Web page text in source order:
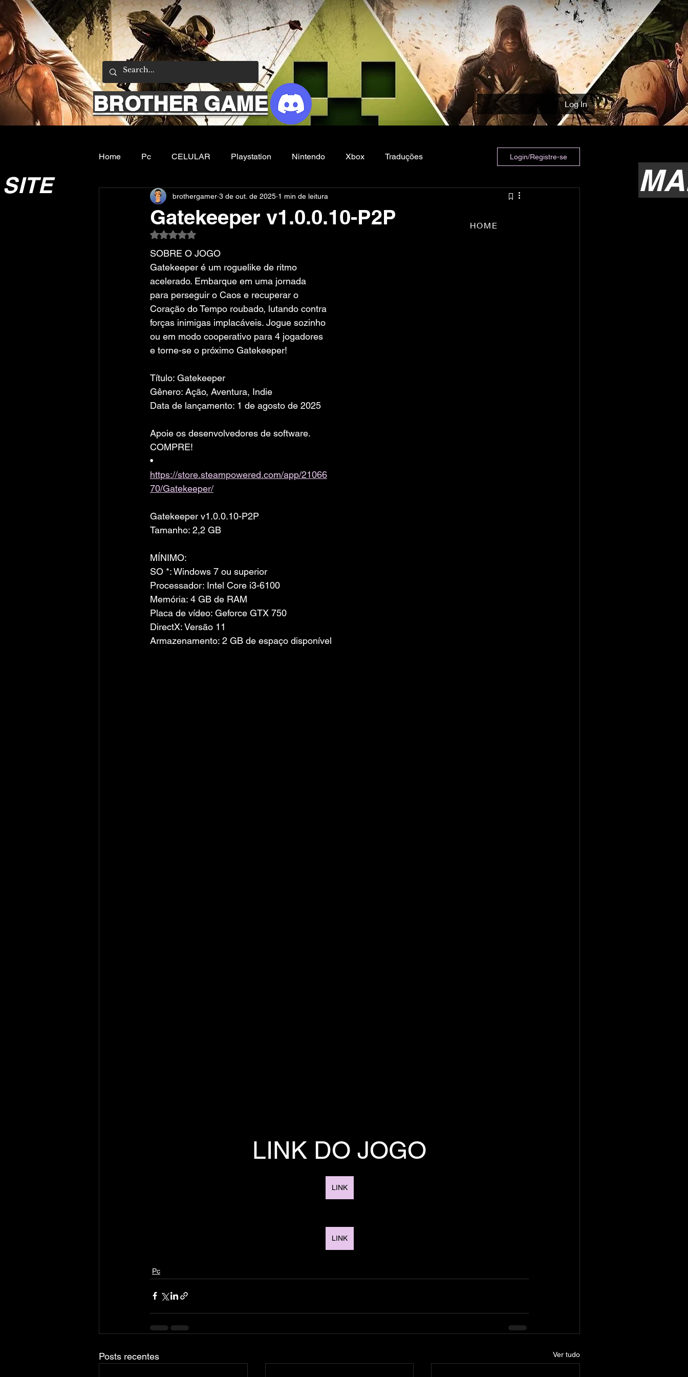
BROTHER GAME Log In
Home Pc CELULAR Playstation Nintendo Xbox Traduções
Emuladores Sobre nos Filmes e Series Noticias
Login/Registre-se
Gatekeeper v1.0.0.10-P2P
brothergamer 3 de out. de 2025 1 min de leitura
Avaliado com NaN de 5 estrelas.
SOBRE O JOGO
Gatekeeper é um roguelike de ritmo
acelerado. Embarque em uma jornada
para perseguir o Caos e recuperar o
Coração do Tempo roubado, lutando contra
forças inimigas implacáveis. Jogue sozinho
ou em modo cooperativo para 4 jogadores
e torne-se o próximo Gatekeeper!
Título: Gatekeeper
Gênero: Ação, Aventura, Indie
Data de lançamento: 1 de agosto de 2025
Apoie os desenvolvedores de software.
COMPRE!
•
https://store.steampowered.com/app/21066
70/Gatekeeper/
Gatekeeper v1.0.0.10-P2P
Tamanho: 2,2 GB
MÍNIMO:
SO *: Windows 7 ou superior
Processador: Intel Core i3-6100
Memória: 4 GB de RAM
Placa de vídeo: Geforce GTX 750
DirectX: Versão 11
Armazenamento: 2 GB de espaço disponível
LINK DO JOGO
LINK
LINK
Pc
Posts recentes Ver tudo
HOME